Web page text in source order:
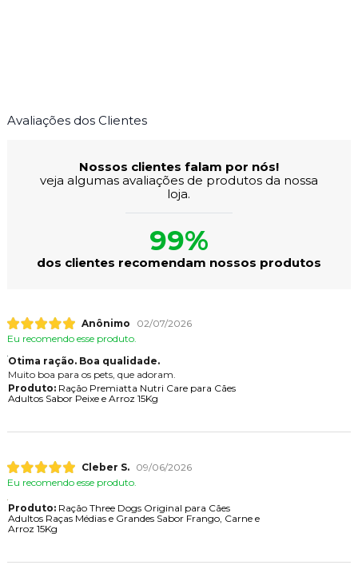
Avaliações dos Clientes
Nossos clientes falam por nós!
veja algumas avaliações de produtos da nossa
loja.
99%
dos clientes recomendam nossos produtos
Anônimo
02/07/2026
Eu recomendo esse produto.
Otima ração. Boa qualidade.
Muito boa para os pets, que adoram.
Produto:Ração Premiatta Nutri Care para Cães
Adultos Sabor Peixe e Arroz 15Kg
Cleber S.
09/06/2026
Eu recomendo esse produto.
Produto:Ração Three Dogs Original para Cães
Adultos Raças Médias e Grandes Sabor Frango, Carne e
Arroz 15Kg